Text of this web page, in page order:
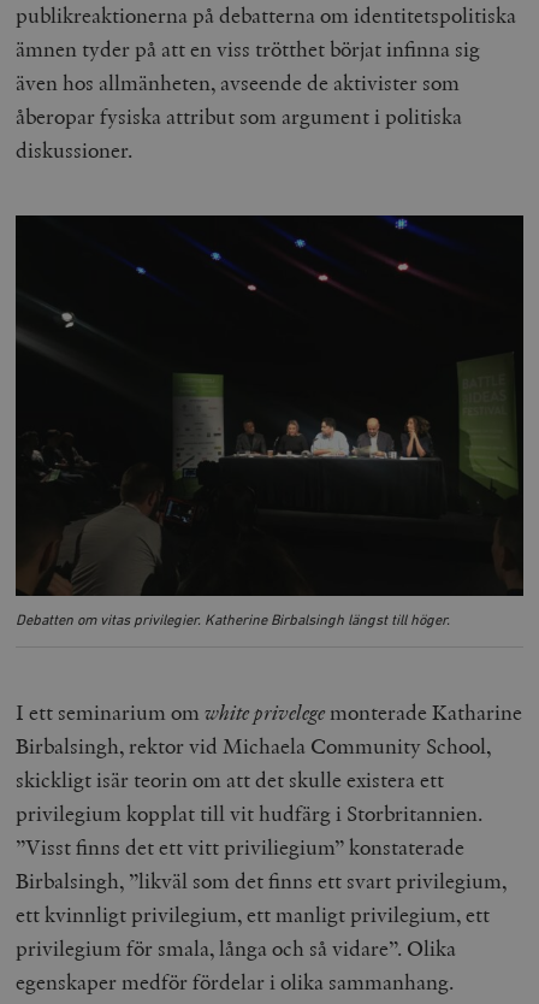
publikreaktionerna på debatterna om identitetspolitiska
ämnen tyder på att en viss trötthet börjat infinna sig
även hos allmänheten, avseende de aktivister som
åberopar fysiska attribut som argument i politiska
diskussioner.
Debatten om vitas privilegier. Katherine Birbalsingh längst till höger.
I ett seminarium omwhite privelegemonterade Katharine
Birbalsingh, rektor vid Michaela Community School,
skickligt isär teorin om att det skulle existera ett
privilegium kopplat till vit hudfärg i Storbritannien.
”Visst finns det ett vitt priviliegium” konstaterade
Birbalsingh, ”likväl som det finns ett svart privilegium,
ett kvinnligt privilegium, ett manligt privilegium, ett
privilegium för smala, långa och så vidare”. Olika
egenskaper medför fördelar i olika sammanhang.